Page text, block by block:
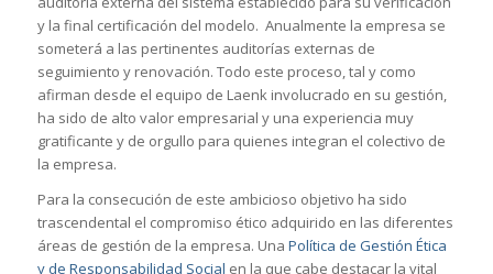
y la final certificación del modelo. Anualmente la empresa se
someterá a las pertinentes auditorías externas de
seguimiento y renovación. Todo este proceso, tal y como
afirman desde el equipo de Laenk involucrado en su gestión,
ha sido de alto valor empresarial y una experiencia muy
gratificante y de orgullo para quienes integran el colectivo de
la empresa.
Para la consecución de este ambicioso objetivo ha sido
trascendental el compromiso ético adquirido en las diferentes
áreas de gestión de la empresa. Una Política de Gestión Ética
y de Responsabilidad Social en la que cabe destacar la vital